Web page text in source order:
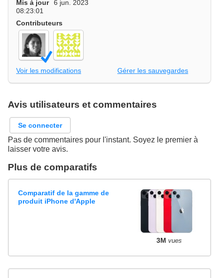
Mis à jour
6 jun. 2023
08:23:01
Contributeurs
Voir les modifications Gérer les sauvegardes
Avis utilisateurs et commentaires
Se connecter
Pas de commentaires pour l'instant. Soyez le premier à
laisser votre avis.
Plus de comparatifs
Comparatif de la gamme de
produit iPhone d'Apple
3M vues